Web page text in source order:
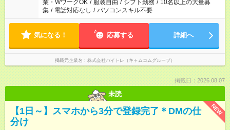
業・WワークOK / 服装自由 / シフト勤務 / 10名以上の大量募
集 / 電話対応なし / パソコンスキル不要
気になる！ 応募する 詳細へ
掲載元企業名 株式会社バイトレ（キャムコムグループ）
掲載日：2026.08.07
未読
NEW
【1日～】スマホから3分で登録完了＊DMの仕
分け